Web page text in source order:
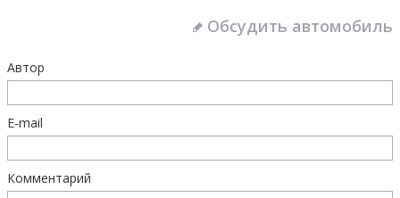
Обсудить автомобиль
Автор
E-mail
Комментарий